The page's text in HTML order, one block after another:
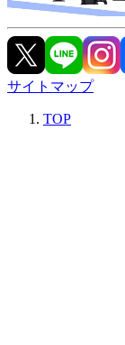
サイトマップ
TOP